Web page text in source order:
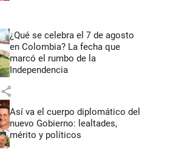
¿Qué se celebra el 7 de agosto
en Colombia? La fecha que
marcó el rumbo de la
Independencia
share
Así va el cuerpo diplomático del
nuevo Gobierno: lealtades,
mérito y políticos